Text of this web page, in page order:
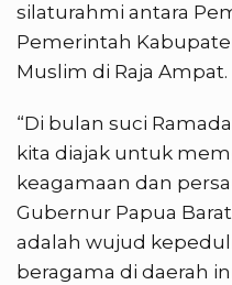
silaturahmi antara
Pemerintah
Muslim di Raja Ampat.
“Di bulan suci
kita diajak untuk
keagamaan dan
Gubernur Papua
adalah wujud
beragama di daerah